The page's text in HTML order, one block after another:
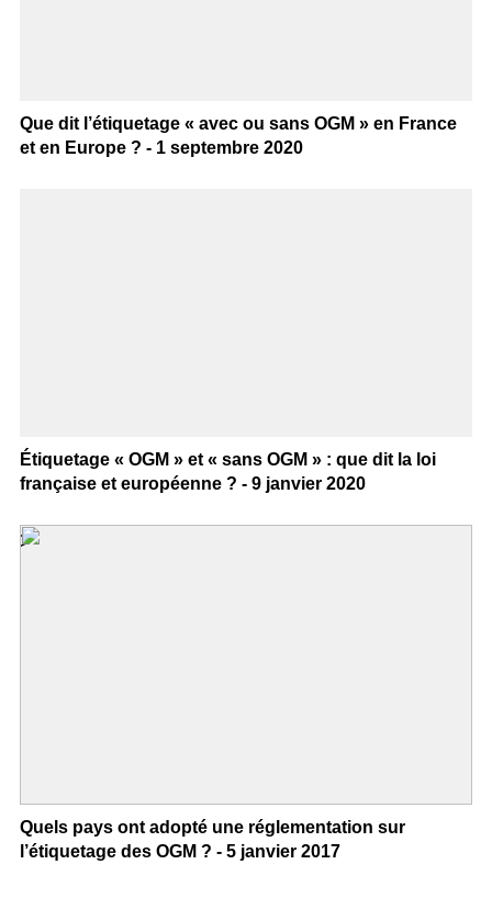
Que dit l’étiquetage « avec ou sans OGM » en France
et en Europe ? - 1 septembre 2020
Étiquetage « OGM » et « sans OGM » : que dit la loi
française et européenne ? - 9 janvier 2020
>
Quels pays ont adopté une réglementation sur
l’étiquetage des OGM ? - 5 janvier 2017